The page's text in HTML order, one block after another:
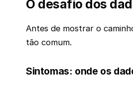
O desafio dos
Antes de mostrar o
tão comum.
Sintomas: onde os